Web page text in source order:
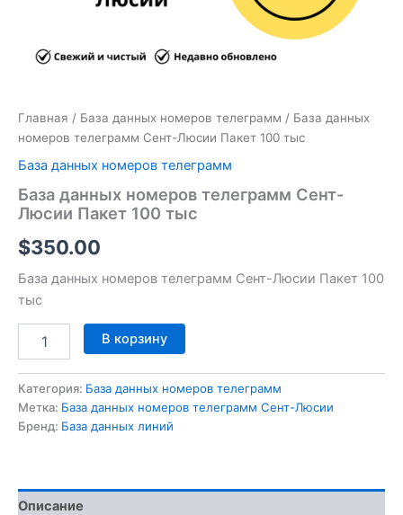
Главная / База данных номеров телеграмм / База данных
номеров телеграмм Сент-Люсии Пакет 100 тыс
База данных номеров телеграмм
База данных номеров телеграмм Сент-
Люсии Пакет 100 тыс
$350.00
База данных номеров телеграмм Сент-Люсии Пакет 100
тыс
тыс
В корзину
Категория: База данных номеров телеграмм
Метка: База данных номеров телеграмм Сент-Люсии
Бренд: База данных линий
Описание